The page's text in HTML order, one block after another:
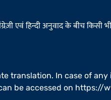
एवं हिन्दी अनुवाद के बीच किसी
translation. In case of
be accessed on https://